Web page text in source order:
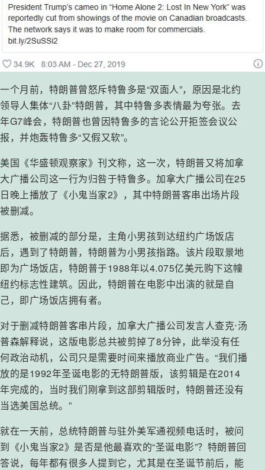
一个月前，特朗普曾怒斥特鲁多是“双面人”，原因是北约
领导人集体“八卦”特朗普，其中特鲁多表情最为夸张。去
年G7峰会，特朗普也曾因特鲁多的言论公开拒签会议公
报，并炮轰特鲁多“又假又软”。
美国《华盛顿观察家》刊文称，这一次，特朗普又将加拿
大广播公司这一行为归咎于特鲁多。加拿大广播公司在25
日晚上播放了《小鬼当家2》，其中特朗普客串出场片段
被删减。
据悉，被删减的部分是，主角小男孩到达纽约广场饭店
后，遇到了特朗普，特朗普为小男孩指路。该片段取景地
即为广场饭店，特朗普于1988年以4.075亿美元购下这幢
纽约标志性建筑。因此，特朗普在电影中出演的就是自
己，即广场饭店拥有者。
对于删减特朗普客串片段，加拿大广播公司发言人查克⋅汤
普森解释说，这版电影总共被剪掉了8分钟，此举没有任
何政治动机，公司只是需要时间来播放商业广告。“我们播
放的是1992年圣诞电影的无特朗普版，该剪辑是在2014
年完成的，当时我们刚拿到这部剪辑版时，特朗普还没有
当选美国总统。”
就在一天前，总统特朗普与驻外美军通视频电话时，被问
到《小鬼当家2》是否是他最喜欢的“圣诞电影”？特朗普回
答说，每年都有很多人提到它，尤其是在圣诞节前后，能